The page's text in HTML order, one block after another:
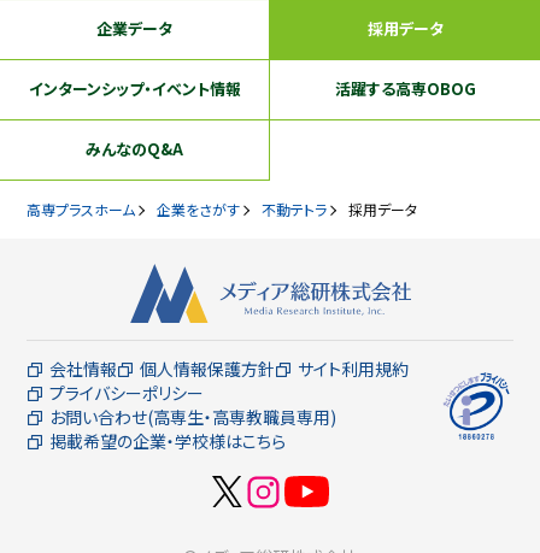
企業データ 採用データ
インターンシップ・イベント情報 活躍する高専OBOG
みんなのQ&A
高専プラスホーム 企業をさがす 不動テトラ 採用データ
会社情報 個人情報保護方針
サイト利用規約
プライバシーポリシー
お問い合わせ(高専生・高専教職員専用)
掲載希望の企業・学校様はこちら